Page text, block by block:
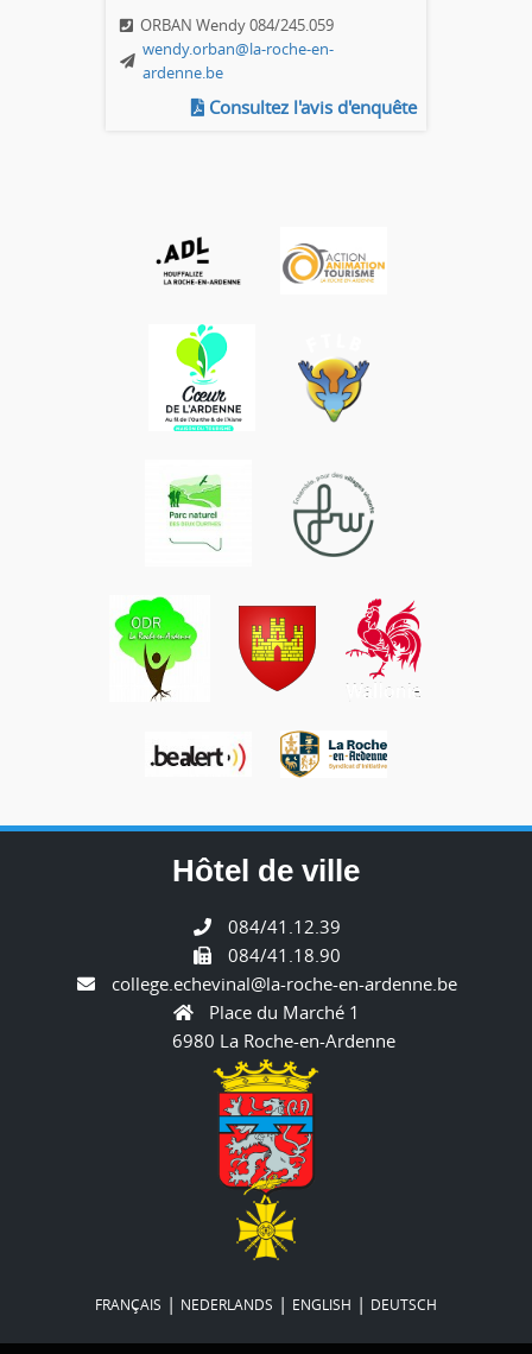
ORBAN Wendy 084/245.059
wendy.orban@la-roche-en-
ardenne.be
Consultez l'avis d'enquête
Hôtel de ville
084/41.12.39
084/41.18.90
college.echevinal@la-roche-en-ardenne.be
Place du Marché 1
6980 La Roche-en-Ardenne
FRANÇAIS | NEDERLANDS | ENGLISH | DEUTSCH